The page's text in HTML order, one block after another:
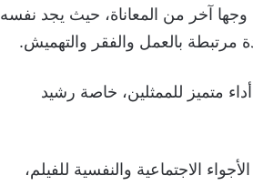
وجها آخر من المعاناة، حيث يجد نفسه
بالعمل والفقر والتهميش.
متميز للممثلين، خاصة رشيد
الاجتماعية والنفسية للفيلم،